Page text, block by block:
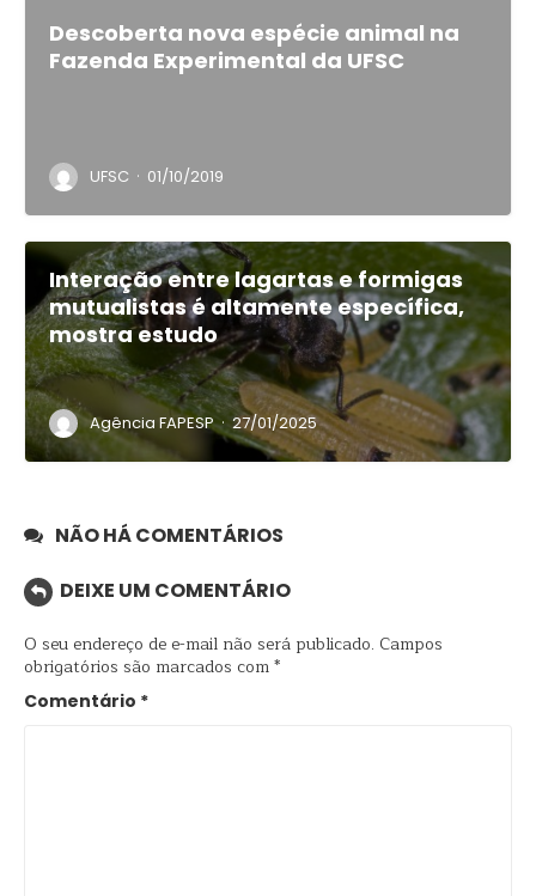
Descoberta nova espécie animal na
Fazenda Experimental da UFSC
UFSC · 01/10/2019
Interação entre lagartas e formigas
mutualistas é altamente específica,
mostra estudo
Agência FAPESP · 27/01/2025
NÃO HÁ COMENTÁRIOS
DEIXE UM COMENTÁRIO
O seu endereço de e-mail não será publicado. Campos
obrigatórios são marcados com*
Comentário *